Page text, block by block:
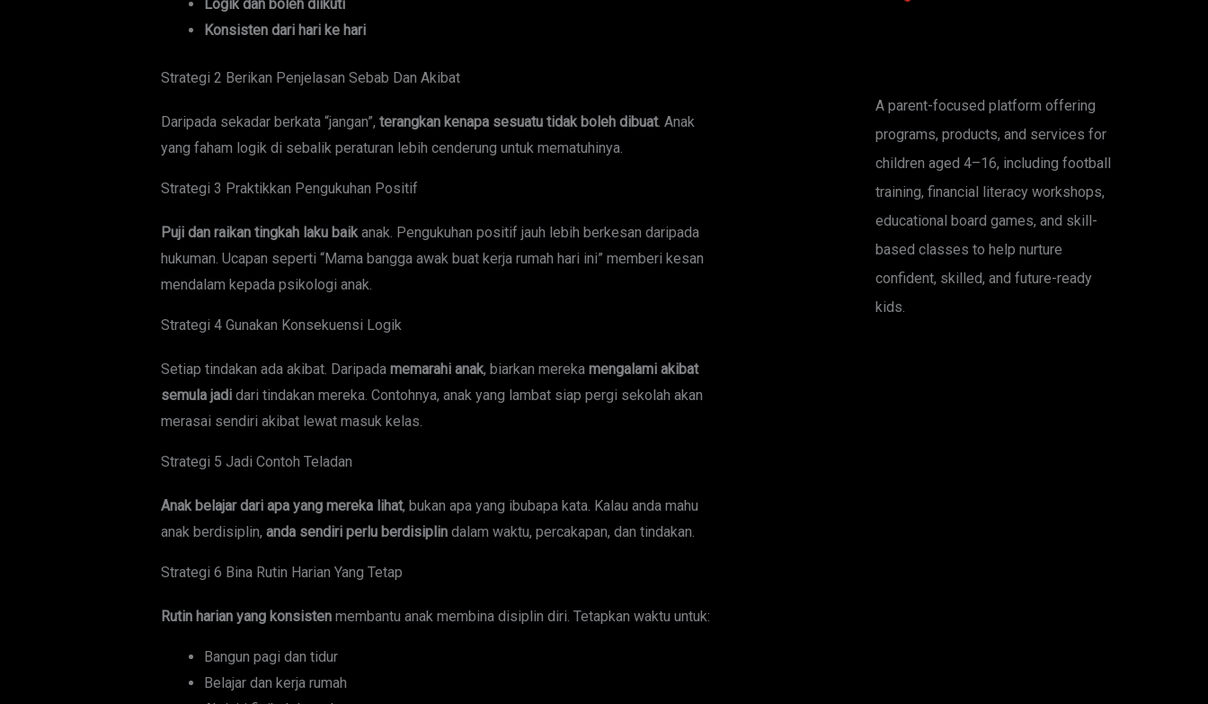
Logik dan boleh diikuti
Konsisten dari hari ke hari
Strategi 2 Berikan Penjelasan Sebab Dan Akibat
Daripada sekadar berkata “jangan”, terangkan kenapa sesuatu tidak boleh dibuat. Anak
yang faham logik di sebalik peraturan lebih cenderung untuk mematuhinya.
Strategi 3 Praktikkan Pengukuhan Positif
Puji dan raikan tingkah laku baikanak. Pengukuhan positif jauh lebih berkesan daripada
hukuman. Ucapan seperti “Mama bangga awak buat kerja rumah hari ini” memberi kesan
mendalam kepada psikologi anak.
Strategi 4 Gunakan Konsekuensi Logik
Setiap tindakan ada akibat. Daripada memarahi anak, biarkan mereka mengalami akibat
semula jadidari tindakan mereka. Contohnya, anak yang lambat siap pergi sekolah akan
merasai sendiri akibat lewat masuk kelas.
Strategi 5 Jadi Contoh Teladan
Anak belajar dari apa yang mereka lihat, bukan apa yang ibubapa kata. Kalau anda mahu
anak berdisiplin, anda sendiri perlu berdisiplindalam waktu, percakapan, dan tindakan.
Strategi 6 Bina Rutin Harian Yang Tetap
Rutin harian yang konsistenmembantu anak membina disiplin diri. Tetapkan waktu untuk:
Bangun pagi dan tidur
Belajar dan kerja rumah
A parent-focused platform offering
programs, products, and services for
children aged 4–16, including football
training, financial literacy workshops,
educational board games, and skill-
based classes to help nurture
confident, skilled, and future-ready
kids.